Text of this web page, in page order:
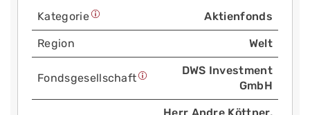
Kategorie Aktienfonds
Region Welt
Fonds­gesellschaft
DWS Investment
GmbH